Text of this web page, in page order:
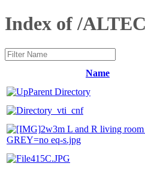
Index of /
Name
Parent Directory
_vti_cnf
2w3m L and R living
GREY=no eq-s.jpg
415C.JPG